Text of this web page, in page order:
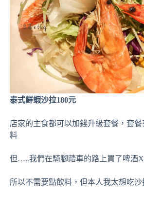
泰式鮮蝦沙拉180元
店家的主食都可以加錢升級套餐，套餐
料
但…..我們在騎腳踏車的路上買了啤酒
所以不需要點飲料，但本人我太想吃沙